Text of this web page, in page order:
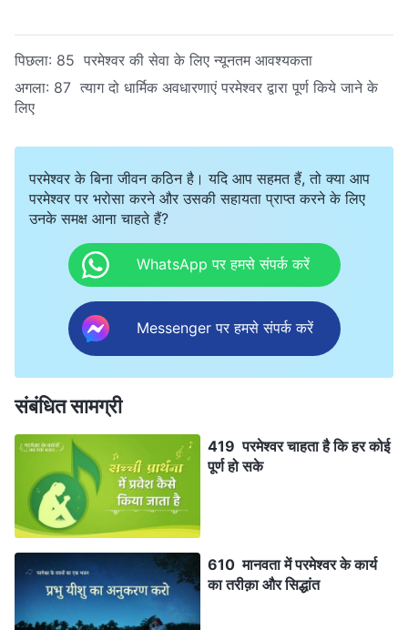
पिछला: 85 परमेश्वर की सेवा के लिए न्यूनतम आवश्यकता
अगला: 87 त्याग दो धार्मिक अवधारणाएं परमेश्वर द्वारा पूर्ण किये जाने के
लिए
परमेश्वर के बिना जीवन कठिन है। यदि आप सहमत हैं, तो क्या आप
परमेश्वर पर भरोसा करने और उसकी सहायता प्राप्त करने के लिए
उनके समक्ष आना चाहते हैं?
WhatsApp पर हमसे संपर्क करें
Messenger पर हमसे संपर्क करें
संबंधित सामग्री
419 परमेश्वर चाहता है कि हर कोई
पूर्ण हो सके
610 मानवता में परमेश्वर के कार्य
का तरीक़ा और सिद्धांत